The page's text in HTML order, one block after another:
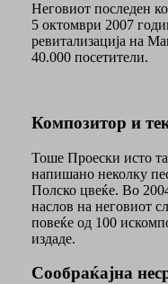
Неговиот последен
5 октомври 2007
ревитализација на
40.000 посетители.
Композитор и
Тоше Проески исто
напишано неколку
Полско цвеќе. Во
наслов на неговиот
повеќе од 100
издаде.
Сообраќајна